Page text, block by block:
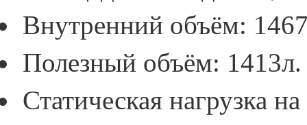
Внутренний объём:
Полезный объём: 1413л.
Статическая нагрузка